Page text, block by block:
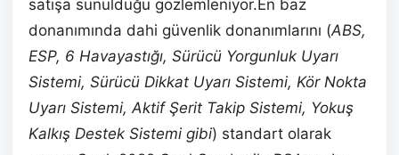
satışa sunulduğu gözlemleniyor.En baz
donanımında dahi güvenlik donanımlarını (ABS,
ESP, 6 Havayastığı, Sürücü Yorgunluk Uyarı
Sistemi, Sürücü Dikkat Uyarı Sistemi, Kör Nokta
Uyarı Sistemi, Aktif Şerit Takip Sistemi, Yokuş
Kalkış Destek Sistemi gibi) standart olarak